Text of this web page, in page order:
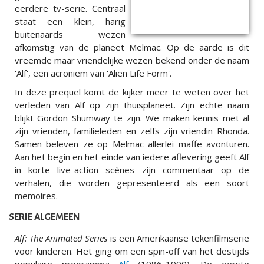
eerdere tv-serie. Centraal
staat een klein, harig
buitenaards wezen
afkomstig van de planeet Melmac. Op de aarde is dit
vreemde maar vriendelijke wezen bekend onder de naam
'Alf', een acroniem van 'Alien Life Form'.
In deze prequel komt de kijker meer te weten over het
verleden van Alf op zijn thuisplaneet. Zijn echte naam
blijkt Gordon Shumway te zijn. We maken kennis met al
zijn vrienden, familieleden en zelfs zijn vriendin Rhonda.
Samen beleven ze op Melmac allerlei maffe avonturen.
Aan het begin en het einde van iedere aflevering geeft Alf
in korte live-action scènes zijn commentaar op de
verhalen, die worden gepresenteerd als een soort
memoires.
SERIE ALGEMEEN
Alf: The Animated Series is een Amerikaanse tekenfilmserie
voor kinderen. Het ging om een spin-off van het destijds